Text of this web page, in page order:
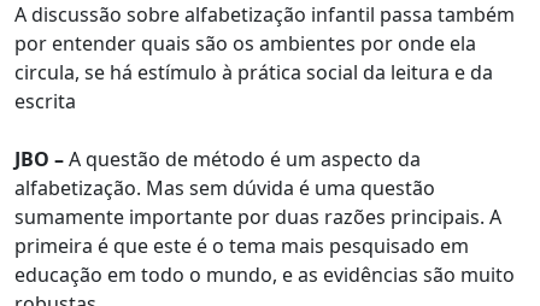
A discussão sobre alfabetização infantil passa também
por entender quais são os ambientes por onde ela
circula, se há estímulo à prática social da leitura e da
escrita
JBO –A questão de método é um aspecto da
alfabetização. Mas sem dúvida é uma questão
sumamente importante por duas razões principais. A
primeira é que este é o tema mais pesquisado em
educação em todo o mundo, e as evidências são muito